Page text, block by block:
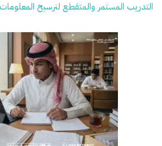
التدريب المستمر والمتقطع لترسيخ